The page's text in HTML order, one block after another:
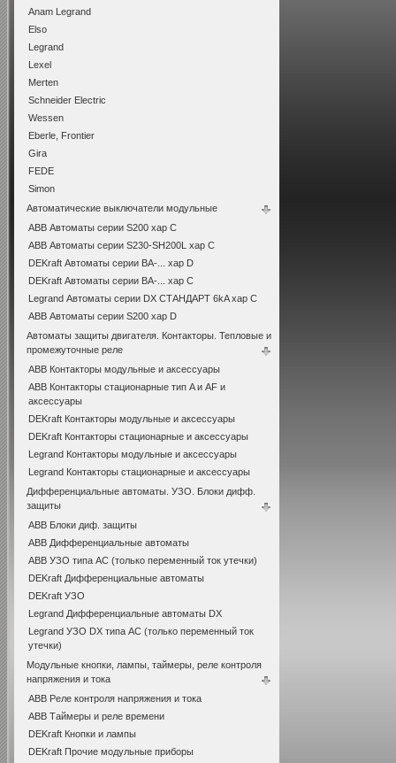
Anam Legrand
Elso
Legrand
Lexel
Merten
Schneider Electric
Wessen
Eberle, Frontier
Gira
FEDE
Simon
Автоматические выключатели модульные
ABB Автоматы серии S200 хар C
ABB Автоматы серии S230-SH200L хар С
DEKraft Автоматы серии ВА-... хар D
DEKraft Автоматы серии ВА-... хар С
Legrand Автоматы серии DX СТАНДАРТ 6kA хар C
ABB Автоматы серии S200 хар D
Автоматы защиты двигателя. Контакторы. Тепловые и
промежуточные реле
ABB Контакторы модульные и аксессуары
ABB Контакторы стационарные тип A и AF и
аксессуары
DEKraft Контакторы модульные и аксессуары
DEKraft Контакторы стационарные и аксессуары
Legrand Контакторы модульные и аксессуары
Legrand Контакторы стационарные и аксессуары
Дифференциальные автоматы. УЗО. Блоки дифф.
защиты
ABB Блоки диф. защиты
ABB Дифференциальные автоматы
ABB УЗО типа АС (только переменный ток утечки)
DEKraft Дифференциальные автоматы
DEKraft УЗО
Legrand Дифференциальные автоматы DX
Legrand УЗО DX типа АС (только переменный ток
утечки)
Модульные кнопки, лампы, таймеры, реле контроля
напряжения и тока
ABB Реле контроля напряжения и тока
ABB Таймеры и реле времени
DEKraft Кнопки и лампы
DEKraft Прочие модульные приборы